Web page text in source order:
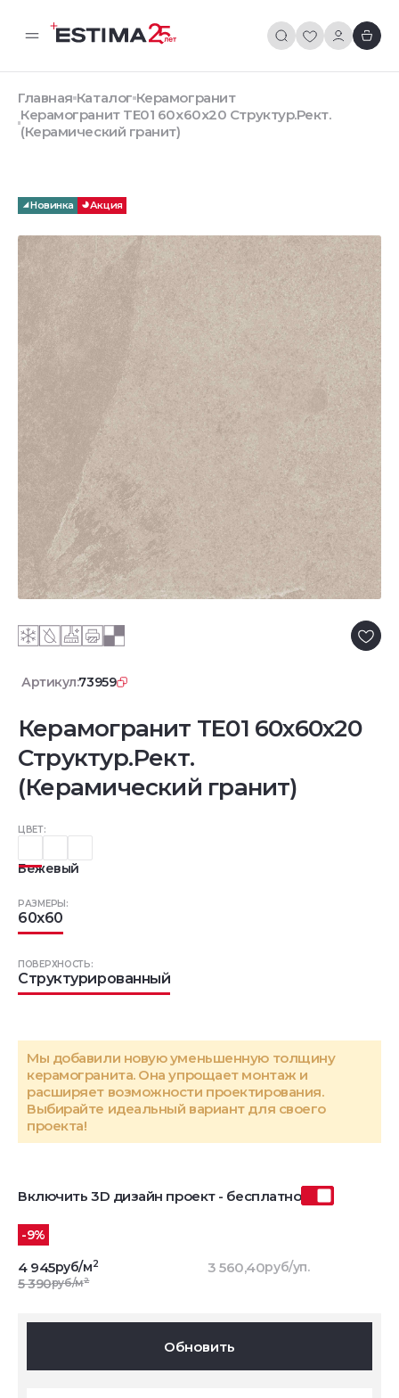
Главная Каталог Керамогранит
Керамогранит TE01 60x60x20 Структур.Рект.
(Керамический гранит)
Новинка Акция
Артикул:73959
Керамогранит TE01 60x60x20
Структур.Рект.
(Керамический гранит)
ЦВЕТ:
Бежевый
РАЗМЕРЫ:
60x60
ПОВЕРХНОСТЬ:
Структурированный
Мы добавили новую уменьшенную толщину
керамогранита. Она упрощает монтаж и
расширяет возможности проектирования.
Выбирайте идеальный вариант для своего
проекта!
Включить 3D дизайн проект - бесплатно
-9%
4 945руб/м2
5 390руб/м2
3 560,40руб/уп.
Обновить